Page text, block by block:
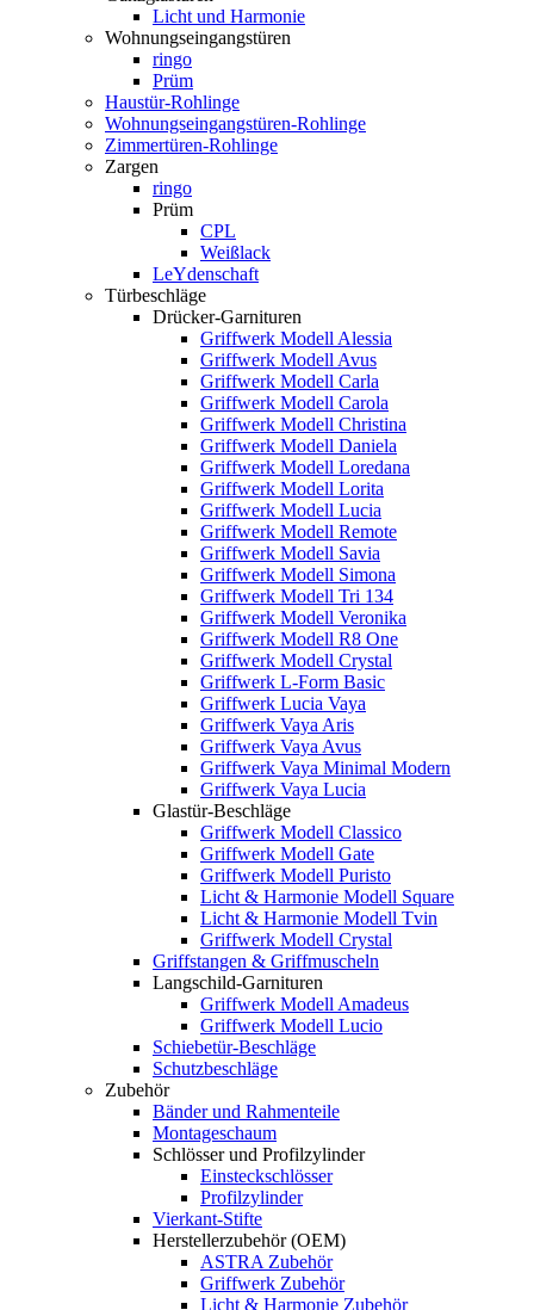
Licht und Harmonie
Wohnungseingangstüren
ringo
Prüm
Haustür-Rohlinge
Wohnungseingangstüren-Rohlinge
Zimmertüren-Rohlinge
Zargen
ringo
Prüm
CPL
Weißlack
LeYdenschaft
Türbeschläge
Drücker-Garnituren
Griffwerk Modell Alessia
Griffwerk Modell Avus
Griffwerk Modell Carla
Griffwerk Modell Carola
Griffwerk Modell Christina
Griffwerk Modell Daniela
Griffwerk Modell Loredana
Griffwerk Modell Lorita
Griffwerk Modell Lucia
Griffwerk Modell Remote
Griffwerk Modell Savia
Griffwerk Modell Simona
Griffwerk Modell Tri 134
Griffwerk Modell Veronika
Griffwerk Modell R8 One
Griffwerk Modell Crystal
Griffwerk L-Form Basic
Griffwerk Lucia Vaya
Griffwerk Vaya Aris
Griffwerk Vaya Avus
Griffwerk Vaya Minimal Modern
Griffwerk Vaya Lucia
Glastür-Beschläge
Griffwerk Modell Classico
Griffwerk Modell Gate
Griffwerk Modell Puristo
Licht & Harmonie Modell Square
Licht & Harmonie Modell Tvin
Griffwerk Modell Crystal
Griffstangen & Griffmuscheln
Langschild-Garnituren
Griffwerk Modell Amadeus
Griffwerk Modell Lucio
Schiebetür-Beschläge
Schutzbeschläge
Zubehör
Bänder und Rahmenteile
Montageschaum
Schlösser und Profilzylinder
Einsteckschlösser
Profilzylinder
Vierkant-Stifte
Herstellerzubehör (OEM)
ASTRA Zubehör
Griffwerk Zubehör
Licht & Harmonie Zubehör